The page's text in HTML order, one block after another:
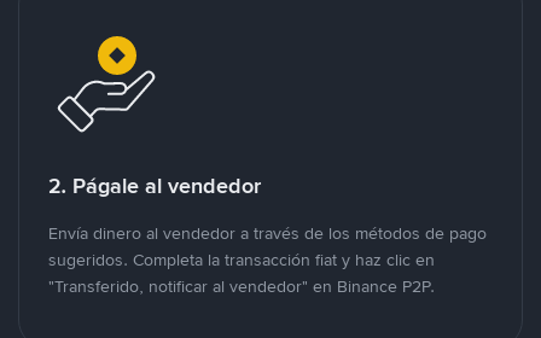
2. Págale al vendedor
Envía dinero al vendedor a través de los métodos de pago
sugeridos. Completa la transacción fiat y haz clic en
"Transferido, notificar al vendedor" en Binance P2P.